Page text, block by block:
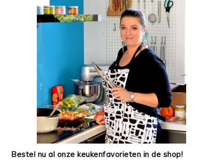
Bestel nu al onze keukenfavorieten in de shop!